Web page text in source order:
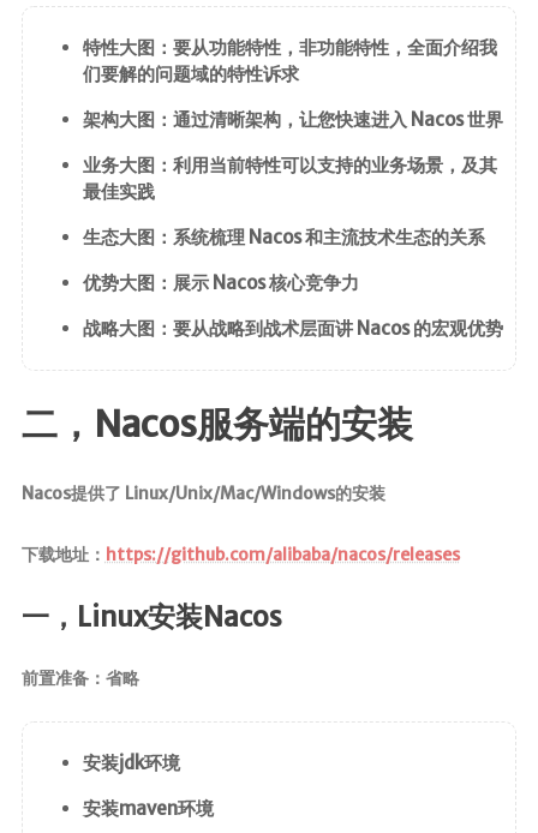
特性大图：要从功能特性，非功能特性，全面介绍我
们要解的问题域的特性诉求
架构大图：通过清晰架构，让您快速进入 Nacos 世界
业务大图：利用当前特性可以支持的业务场景，及其
最佳实践
生态大图：系统梳理 Nacos 和主流技术生态的关系
优势大图：展示 Nacos 核心竞争力
战略大图：要从战略到战术层面讲 Nacos 的宏观优势
二，Nacos服务端的安装
Nacos提供了 Linux/Unix/Mac/Windows的安装
下载地址： https://github.com/alibaba/nacos/releases
一，Linux安装Nacos
前置准备：省略
安装jdk环境
安装maven环境
网络请求
代码简洁工
MapStruct
云原生
Docker
微服务
Zookeeper
SpringCloud
数据库
Mysql
ElasticSearch7.x
部署